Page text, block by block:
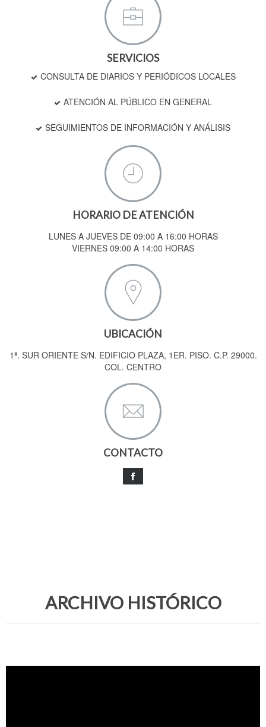
SERVICIOS
CONSULTA DE DIARIOS Y PERIÓDICOS LOCALES
ATENCIÓN AL PÚBLICO EN GENERAL
SEGUIMIENTOS DE INFORMACIÓN Y ANÁLISIS
HORARIO DE ATENCIÓN
LUNES A JUEVES DE 09:00 A 16:00 HORAS
VIERNES 09:00 A 14:00 HORAS
UBICACIÓN
1ª. SUR ORIENTE S/N. EDIFICIO PLAZA, 1ER. PISO. C.P. 29000.
COL. CENTRO
CONTACTO
ARCHIVO HISTÓRICO